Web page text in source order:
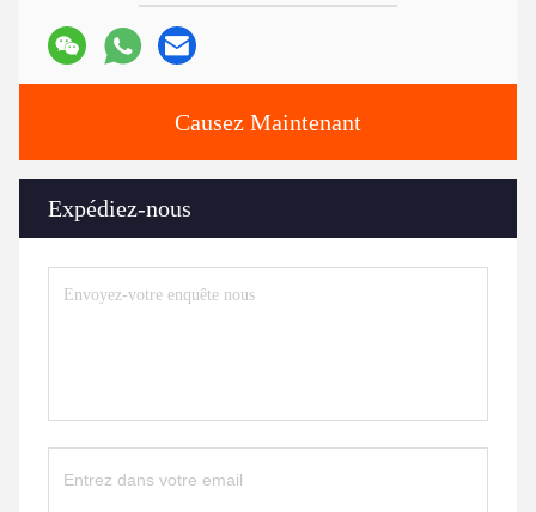
Causez Maintenant
Expédiez-nous